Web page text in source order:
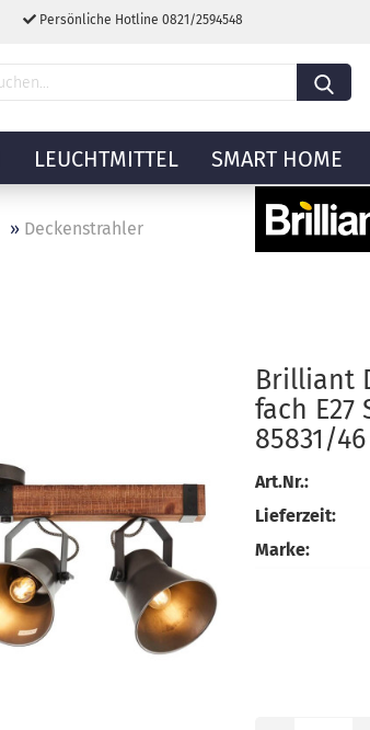
Persönliche Hotline 0821/2594548
LEUCHTMITTEL SMART HOME
» Deckenstrahler
Brilliant
fach E27
85831/46
Art.Nr.:
Lieferzeit:
Marke: